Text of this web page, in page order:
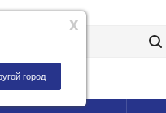
x
город